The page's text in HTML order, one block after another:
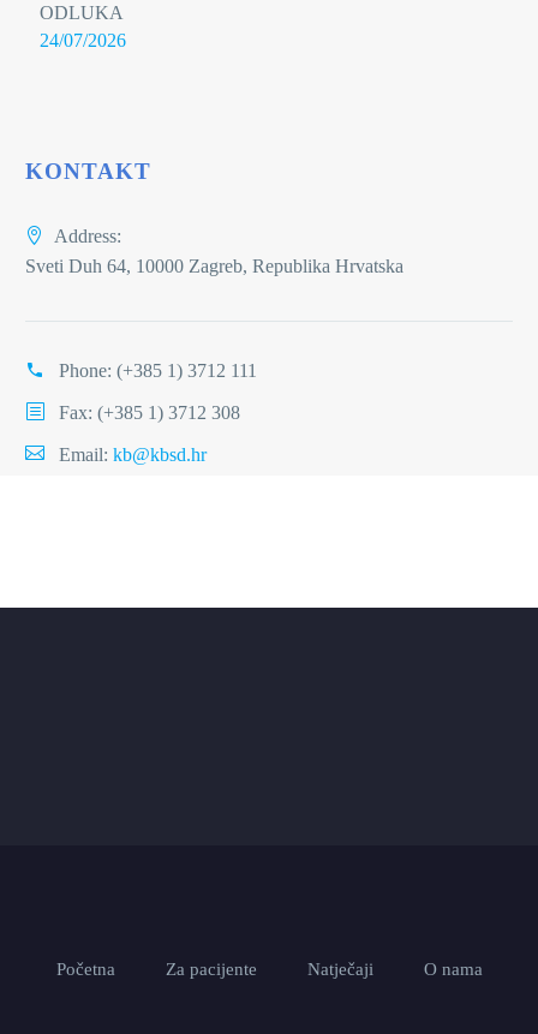
ODLUKA
24/07/2026
KONTAKT
Address:
Sveti Duh 64, 10000 Zagreb, Republika Hrvatska
Phone: (+385 1) 3712 111
Fax: (+385 1) 3712 308
Email: kb@kbsd.hr
Početna Za pacijente Natječaji O nama